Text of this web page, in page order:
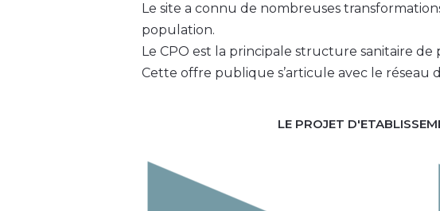
Le site a connu de nombreuses
population.
Le CPO est la principale structure sanitaire de
Cette offre publique s’articule avec le réseau
LE PROJET